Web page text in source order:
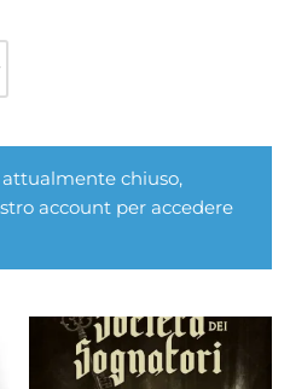
chiuso,
account per accedere